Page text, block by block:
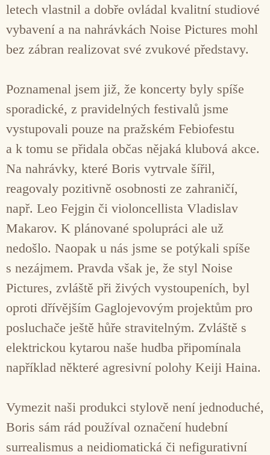
letech vlastnil a dobře ovládal kvalitní studiové
vybavení a na nahrávkách Noise Pictures mohl
bez zábran realizovat své zvukové představy.
Poznamenal jsem již, že koncerty byly spíše
sporadické, z pravidelných festivalů jsme
vystupovali pouze na pražském Febiofestu
a k tomu se přidala občas nějaká klubová akce.
Na nahrávky, které Boris vytrvale šířil,
reagovaly pozitivně osobnosti ze zahraničí,
např. Leo Fejgin či violoncellista Vladislav
Makarov. K plánované spolupráci ale už
nedošlo. Naopak u nás jsme se potýkali spíše
s nezájmem. Pravda však je, že styl Noise
Pictures, zvláště při živých vystoupeních, byl
oproti dřívějším Gaglojevovým projektům pro
posluchače ještě hůře stravitelným. Zvláště s
elektrickou kytarou naše hudba připomínala
například některé agresivní polohy Keiji Haina.
Vymezit naši produkci stylově není jednoduché,
Boris sám rád používal označení hudební
surrealismus a neidiomatická či nefigurativní